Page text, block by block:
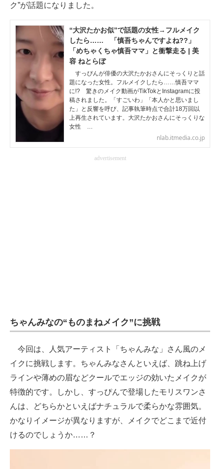
ク”が話題になりました。
“大沢たかお似”で話題の女性→フルメイク
したら…… 「慎吾ちゃんですよね??」
「めちゃくちゃ慎吾ママ」と衝撃走る | 美
容 ねとらぼ
すっぴんが俳優の大沢たかおさんにそっくりと話
題になった女性。フルメイクしたら……慎吾ママ
に!? 驚きのメイク動画がTikTokとInstagramに投
稿されました。「すごいわ」「本人かと思いまし
た」と反響を呼び、記事執筆時点で合計18万回以
上再生されています。大沢たかおさんにそっくりな
女性 …
nlab.itmedia.co.jp
advertisement
ちゃんみなの“ものまねメイク”に挑戦
今回は、人気アーティスト「ちゃんみな」さん風のメ
イクに挑戦します。ちゃんみなさんといえば、跳ね上げ
ラインや薄めの眉などクールでエッジの効いたメイクが
特徴的です。しかし、すっぴんで登場したモリスワンさ
んは、どちらかといえばナチュラルで柔らかな雰囲気。
かなりイメージが異なりますが、メイクでどこまで近付
けるのでしょうか……？